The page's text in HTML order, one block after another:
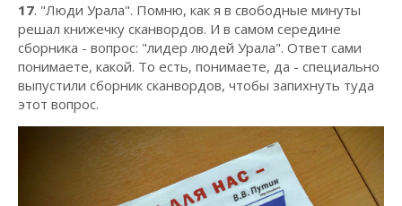
17. "Люди Урала". Помню, как я в свободные минуты
решал книжечку сканвордов. И в самом середине
сборника - вопрос: "лидер людей Урала". Ответ сами
понимаете, какой. То есть, понимаете, да - специально
выпустили сборник сканвордов, чтобы запихнуть туда
этот вопрос.